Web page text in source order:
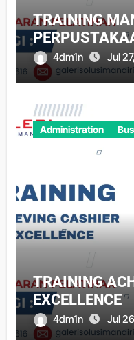
TRAINING
4dm1n Jul
Administration
TRAINING
EXCELLENCE
4dm1n Jul